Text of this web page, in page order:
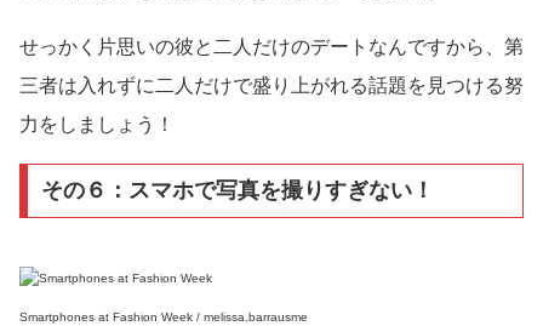
せっかく片思いの彼と二人だけのデートなんですから、第
三者は入れずに二人だけで盛り上がれる話題を見つける努
力をしましょう！
その６：スマホで写真を撮りすぎない！
Smartphones at Fashion Week / melissa.barrausme